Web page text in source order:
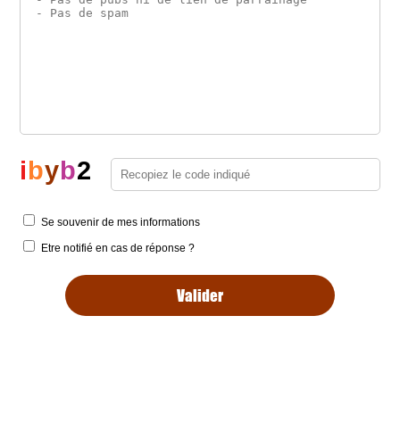
ibyb2
Se souvenir de mes informations
Etre notifié en cas de réponse ?